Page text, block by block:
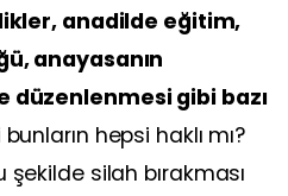
anadilde eğitim,
anayasanın
düzenlenmesi gibi bazı
hepsi haklı mı?
şekilde silah bırakması